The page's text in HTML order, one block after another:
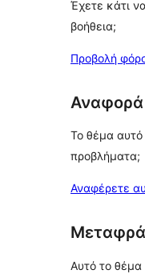
Έχετε κάτι
βοήθεια;
Προβολή
Αναφορά
Το θέμα αυτό
προβλήματα;
Αναφέρετε
Αυτό το θέμα